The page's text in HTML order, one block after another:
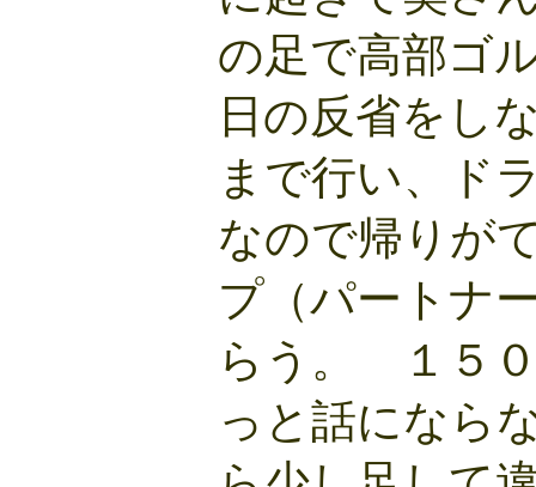
の足で高部ゴ
日の反省をし
まで行い、ド
なので帰りが
プ（パートナ
らう。 １５
っと話になら